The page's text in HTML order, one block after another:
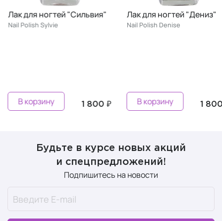
Лак для ногтей "Сильвия"
Nail Polish Sylvie
1 800 ₽
В корзину
Лак для ногтей "Дениз"
Nail Polish Denise
1
В корзину
Будьте в курсе новых акций
и спецпредложений!
Подпишитесь на новости